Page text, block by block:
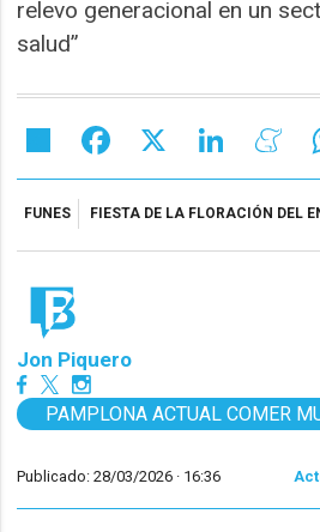
relevo generacional en un
salud”
Share Facebook LinkedIn
FUNES FIESTA DE LA FLORACIÓN DEL
Jon Piquero
PAMPLONA ACTUAL COMER
Publicado: 28/03/2026 · 16:36